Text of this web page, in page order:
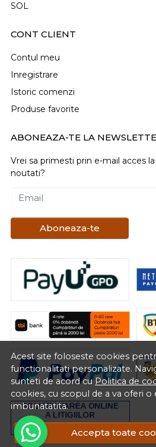
Acest site foloseste cookies
functionalitati personalizate.
sunteti de acord cu Politica de
cookies, cu scopul de a va oferi o
imbunatatita.
Accepta toate
SOL
CONT CLIENT
Contul meu
Inregistrare
Istoric comenzi
Produse favorite
ABONEAZA-TE LA
Vrei sa primesti prin e-mail acces
noutati?
Email
Aboneaza-te